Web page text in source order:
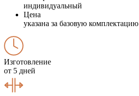
индивидуальный
Цена
указана за базовую комплектацию
Изготовление
от 5 дней